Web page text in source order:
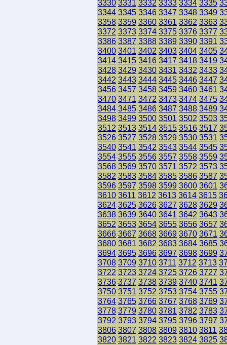
3330 3331 3332 3333 3334 3335
3344 3345 3346 3347 3348 3349
3358 3359 3360 3361 3362 3363
3372 3373 3374 3375 3376 3377
3386 3387 3388 3389 3390 3391
3400 3401 3402 3403 3404 3405
3414 3415 3416 3417 3418 3419
3428 3429 3430 3431 3432 3433
3442 3443 3444 3445 3446 3447
3456 3457 3458 3459 3460 3461
3470 3471 3472 3473 3474 3475
3484 3485 3486 3487 3488 3489
3498 3499 3500 3501 3502 3503
3512 3513 3514 3515 3516 3517
3526 3527 3528 3529 3530 3531
3540 3541 3542 3543 3544 3545
3554 3555 3556 3557 3558 3559
3568 3569 3570 3571 3572 3573
3582 3583 3584 3585 3586 3587
3596 3597 3598 3599 3600 3601
3610 3611 3612 3613 3614 3615
3624 3625 3626 3627 3628 3629
3638 3639 3640 3641 3642 3643
3652 3653 3654 3655 3656 3657
3666 3667 3668 3669 3670 3671
3680 3681 3682 3683 3684 3685
3694 3695 3696 3697 3698 3699
3708 3709 3710 3711 3712 3713
3722 3723 3724 3725 3726 3727
3736 3737 3738 3739 3740 3741
3750 3751 3752 3753 3754 3755
3764 3765 3766 3767 3768 3769
3778 3779 3780 3781 3782 3783
3792 3793 3794 3795 3796 3797
3806 3807 3808 3809 3810 3811
3820 3821 3822 3823 3824 3825